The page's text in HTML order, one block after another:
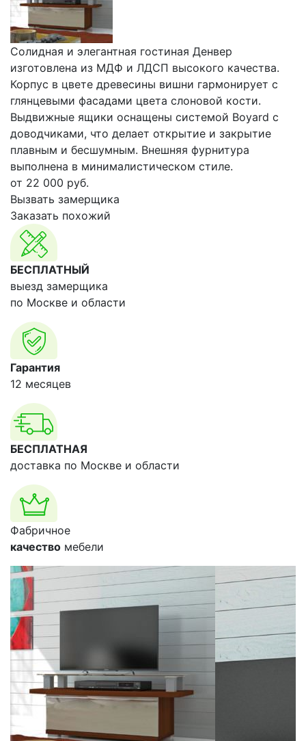
Солидная и элегантная гостиная Денвер
изготовлена из МДФ и ЛДСП высокого качества.
Корпус в цвете древесины вишни гармонирует с
глянцевыми фасадами цвета слоновой кости.
Выдвижные ящики оснащены системой Boyard с
доводчиками, что делает открытие и закрытие
плавным и бесшумным. Внешняя фурнитура
выполнена в минималистическом стиле.
от 22 000 руб.
Вызвать замерщика
Заказать похожий
БЕСПЛАТНЫЙ
выезд замерщика
по Москве и области
Гарантия
12 месяцев
БЕСПЛАТНАЯ
доставка по Москве и области
Фабричное
качество мебели